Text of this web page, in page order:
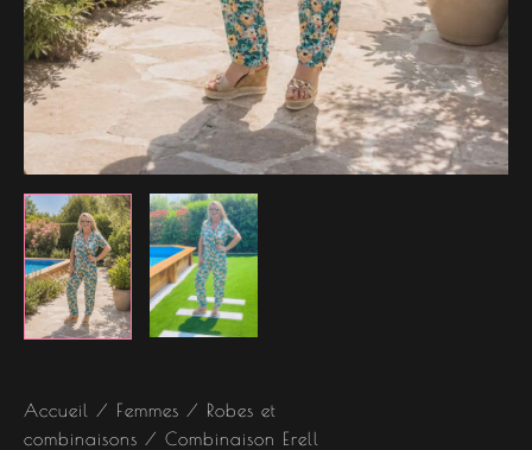
Accueil / Femmes / Robes et
combinaisons / Combinaison Erell